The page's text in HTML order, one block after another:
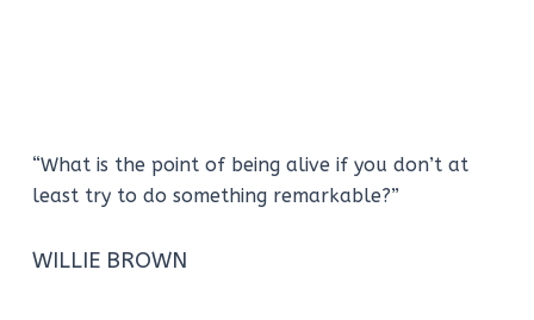
“What is the point of being alive if you don’t at
least try to do something remarkable?”
WILLIE BROWN